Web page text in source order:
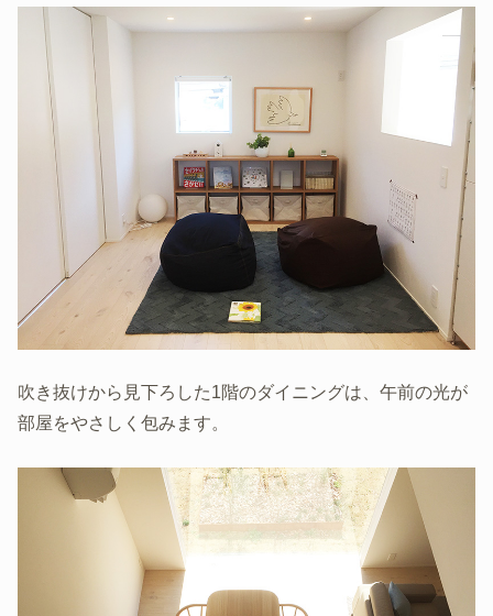
吹き抜けから見下ろした1階のダイニングは、午前の光が
部屋をやさしく包みます。